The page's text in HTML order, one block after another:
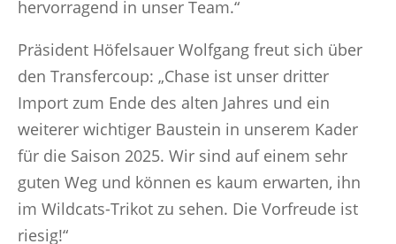
hervorragend in unser Team.“
Präsident Höfelsauer Wolfgang freut sich über
den Transfercoup: „Chase ist unser dritter
Import zum Ende des alten Jahres und ein
weiterer wichtiger Baustein in unserem Kader
für die Saison 2025. Wir sind auf einem sehr
guten Weg und können es kaum erwarten, ihn
im Wildcats-Trikot zu sehen. Die Vorfreude ist
riesig!“